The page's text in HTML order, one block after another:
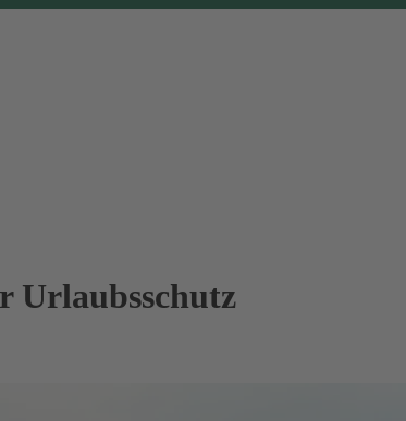
Urlaubsschutz